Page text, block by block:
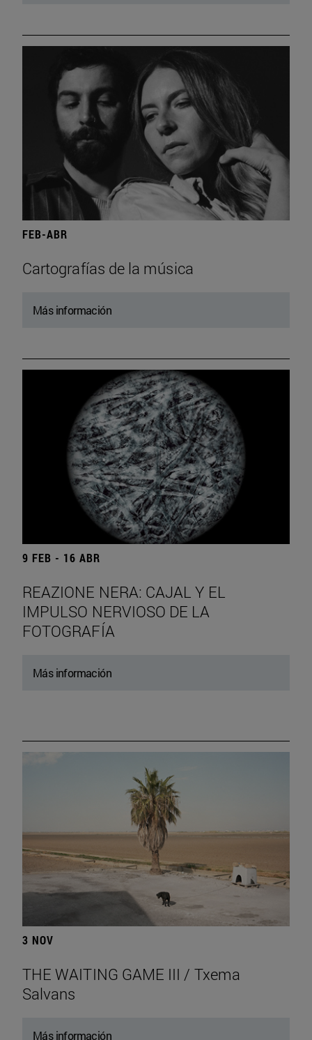
FEB-ABR
Cartografías de la música
Más información
9 FEB - 16 ABR
REAZIONE NERA: CAJAL Y EL
IMPULSO NERVIOSO DE LA
FOTOGRAFÍA
Más información
3 NOV
THE WAITING GAME III / Txema
Salvans
Más información